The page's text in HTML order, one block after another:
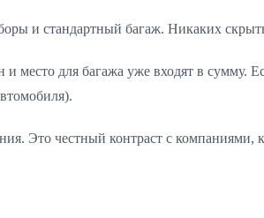
и стандартный багаж. Никаких
и место для багажа уже входят в сумму.
Это честный контраст с